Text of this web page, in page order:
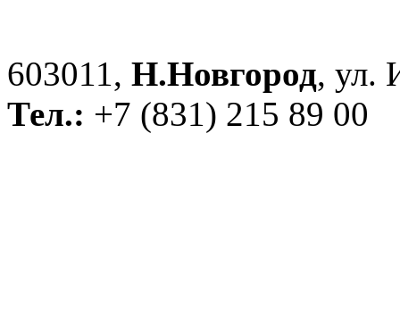
603011, Н.Новгород, ул.
Тел.: +7 (831) 215 89 00